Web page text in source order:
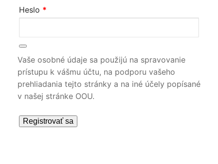
Heslo *
Vaše osobné údaje sa použijú na spravovanie
prístupu k vášmu účtu, na podporu vašeho
prehliadania tejto stránky a na iné účely popísané
v našej stránke OOU.
Registrovať sa